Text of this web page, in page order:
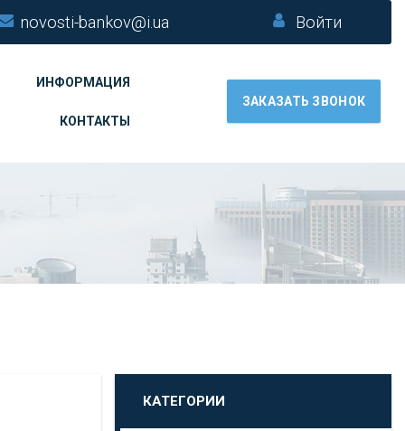
novosti-bankov@i.ua Войти
ИНФОРМАЦИЯ
КОНТАКТЫ
ЗАКАЗАТЬ ЗВОНОК
КАТЕГОРИИ